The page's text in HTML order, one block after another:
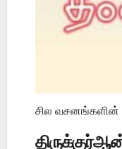
சில வசனங்களின்